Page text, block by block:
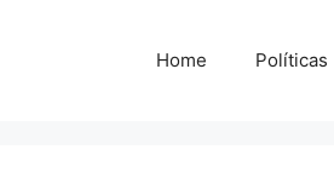
Home Políticas